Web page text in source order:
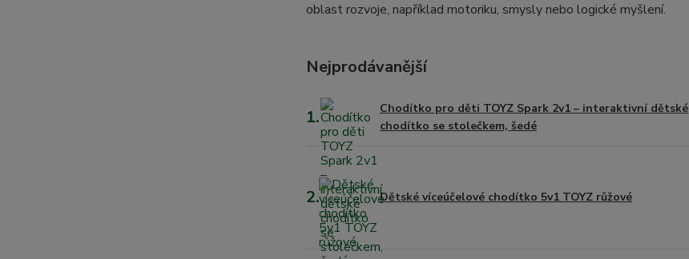
oblast rozvoje, například motoriku, smysly nebo logické myšlení.
Nejprodávanější
1.
Chodítko pro děti TOYZ Spark 2v1 – interaktivní dětské
chodítko se stolečkem, šedé
2. Dětské víceúčelové chodítko 5v1 TOYZ růžové